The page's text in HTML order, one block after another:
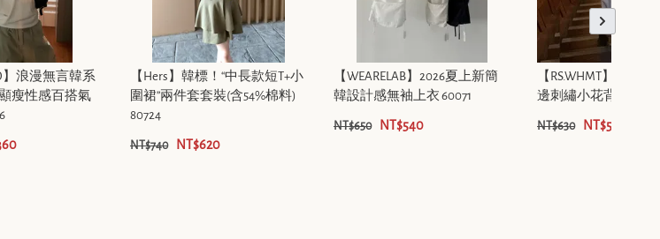
】浪漫無言韓系
瘦性感百搭氣
【Hers】韓標！“中長款短T+小
圍裙”兩件套套裝(含54%棉料)
80724
NT$740 NT$620
【WEARELAB】2026夏上新簡
韓設計感無袖上衣 60071
NT$650 NT$540
【RS.WHMT】法式
邊刺繡小花背心洋裝
NT$630 NT$520